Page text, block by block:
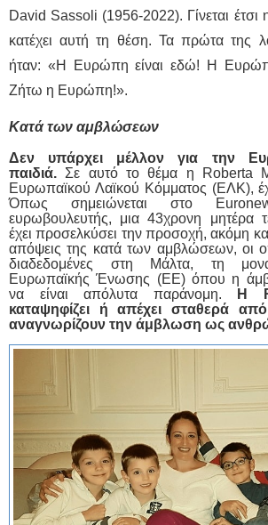
David Sassoli (1956-2022). Γίνεται έτσι
κατέχει αυτή τη θέση. Τα πρώτα της
ήταν: «Η Ευρώπη είναι εδώ! Η
Ζήτω η Ευρώπη!».
Κατά των αμβλώσεων
Δεν υπάρχει μέλλον για την
παιδιά. Σε αυτό το θέμα η Roberta
Ευρωπαϊκού Λαϊκού Κόμματος (ΕΛΚ),
Όπως σημειώνεται στο
ευρωβουλευτής, μια 43χρονη μητέρα
έχει προσελκύσει την προσοχή, ακόμη και
απόψεις της κατά των αμβλώσεων, οι
διαδεδομένες στη Μάλτα, τη
Ευρωπαϊκής Ένωσης (ΕΕ) όπου η
να είναι απόλυτα παράνομη.
Η
καταψηφίζει ή απέχει σταθερά
αναγνωρίζουν την άμβλωση ως